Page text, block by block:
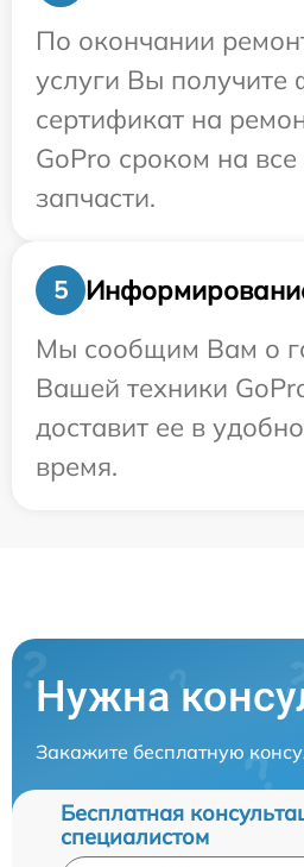
По окончании
услуги Вы
сертификат на
GoPro сроком на
запчасти.
5
Мы сообщим Вам о
Вашей техники
доставит ее в
время.
Нужна
Закажите бесплатную
Бесплатная
специалистом